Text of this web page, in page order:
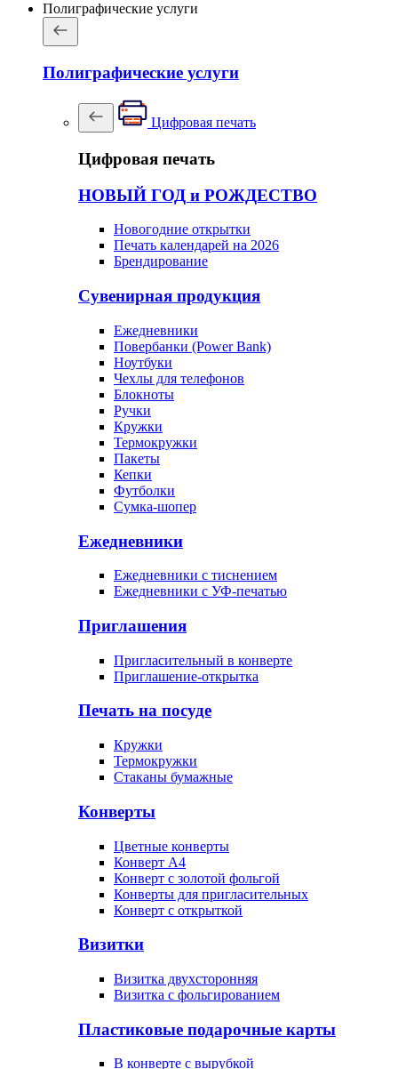
Полиграфические услуги
Полиграфические услуги
Цифровая печать
Цифровая печать
НОВЫЙ ГОД и РОЖДЕСТВО
Новогодние открытки
Печать календарей на 2026
Брендирование
Сувенирная продукция
Ежедневники
Повербанки (Power Bank)
Ноутбуки
Чехлы для телефонов
Блокноты
Ручки
Кружки
Термокружки
Пакеты
Кепки
Футболки
Сумка-шопер
Ежедневники
Ежедневники с тиснением
Ежедневники с УФ-печатью
Приглашения
Пригласительный в конверте
Приглашение-открытка
Печать на посуде
Кружки
Термокружки
Стаканы бумажные
Конверты
Цветные конверты
Конверт А4
Конверт с золотой фольгой
Конверты для пригласительных
Конверт с открыткой
Визитки
Визитка двухсторонняя
Визитка с фольгированием
Пластиковые подарочные карты
В конверте с вырубкой